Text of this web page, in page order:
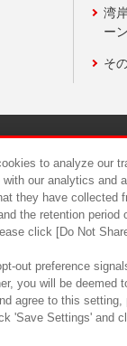
湾
ー
そ
食品のご
to analyze our
our analytics and
they have
the retention
click [Do Not
out preference
you will be
agree to this
'Save Settings' and